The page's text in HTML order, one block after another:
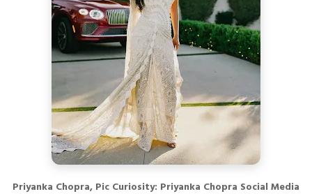
Priyanka Chopra, Pic Curiosity: Priyanka Chopra Social Media